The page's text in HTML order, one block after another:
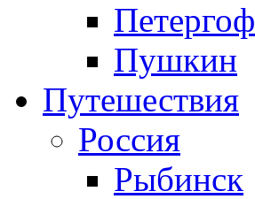
Петергоф
Пушкин
Путешествия
Россия
Рыбинск